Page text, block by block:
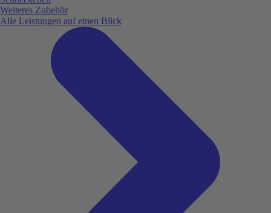
Weiteres Zubehör
Alle Leistungen auf einen Blick